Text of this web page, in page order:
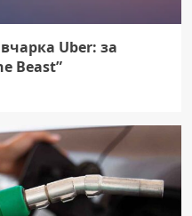
Uber: за
Beast”